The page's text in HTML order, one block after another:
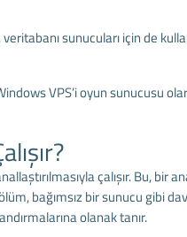
sunucuları için de
VPS’i oyun sunucusu
çalışır. Bu, bir
bağımsız bir sunucu gibi
olanak tanır.